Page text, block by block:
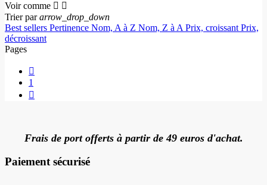
Voir comme  
Trier par arrow_drop_down
Best sellers Pertinence Nom, A à Z Nom, Z à A Prix, croissant Prix,
décroissant
Pages

1

Frais de port offerts à partir de 49 euros d'achat.
Paiement sécurisé